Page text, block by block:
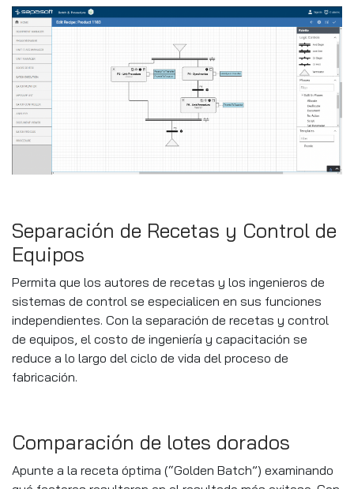
Separación de Recetas y Control de
Equipos
Permita que los autores de recetas y los ingenieros de
sistemas de control se especialicen en sus funciones
independientes. Con la separación de recetas y control
de equipos, el costo de ingeniería y capacitación se
reduce a lo largo del ciclo de vida del proceso de
fabricación.
Comparación de lotes dorados
Apunte a la receta óptima (“Golden Batch”) examinando